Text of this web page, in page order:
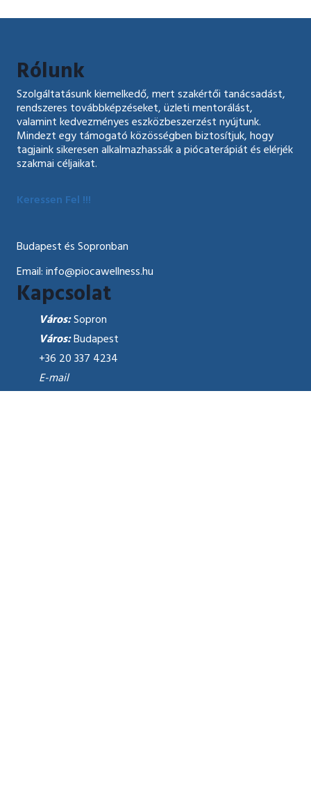
Rólunk
Szolgáltatásunk kiemelkedő, mert szakértői tanácsadást,
rendszeres továbbképzéseket, üzleti mentorálást,
valamint kedvezményes eszközbeszerzést nyújtunk.
Mindezt egy támogató közösségben biztosítjuk, hogy
tagjaink sikeresen alkalmazhassák a piócaterápiát és elérjék
szakmai céljaikat.
Keressen Fel !!!
Budapest és Sopronban
Email:info@piocawellness.hu
Kapcsolat
Város:Sopron
Város:Budapest
+36 20 337 4234
E-mail